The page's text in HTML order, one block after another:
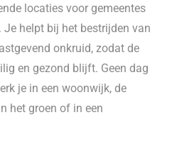
locaties voor gemeentes
Je helpt bij het bestrijden van
onkruid, zodat de
en gezond blijft. Geen dag
je in een woonwijk, de
het groen of in een